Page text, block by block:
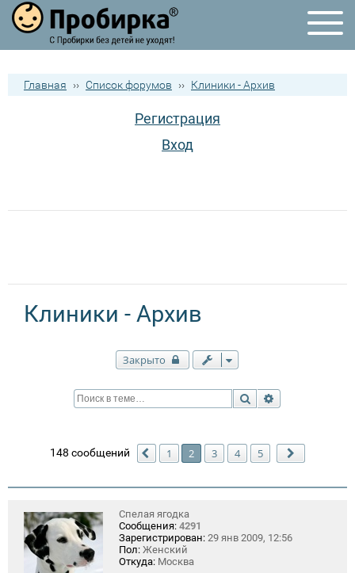
Главная ›› Список форумов ›› Клиники - Архив
Регистрация
Вход
Клиники - Архив
Закрыто
Поиск
148 сообщений Пред.
1 2 3 4 5
Спелая ягодка
Сообщения: 4291
Зарегистрирован: 29 янв 2009, 12:56
Пол: Женский
Откуда: Москва